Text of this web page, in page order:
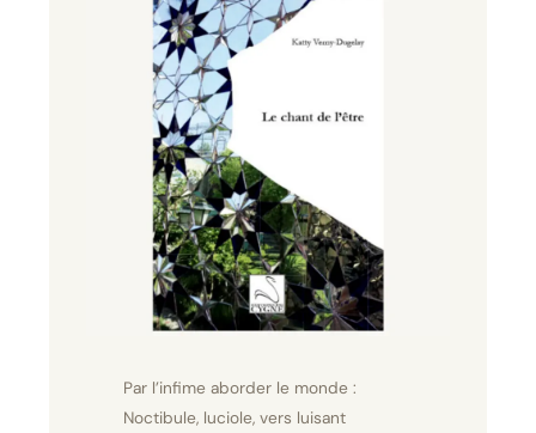
Par l’infime aborder le monde :
Noctibule, luciole, vers luisant